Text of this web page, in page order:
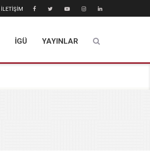
İLETİŞİM
İGÜ YAYINLAR